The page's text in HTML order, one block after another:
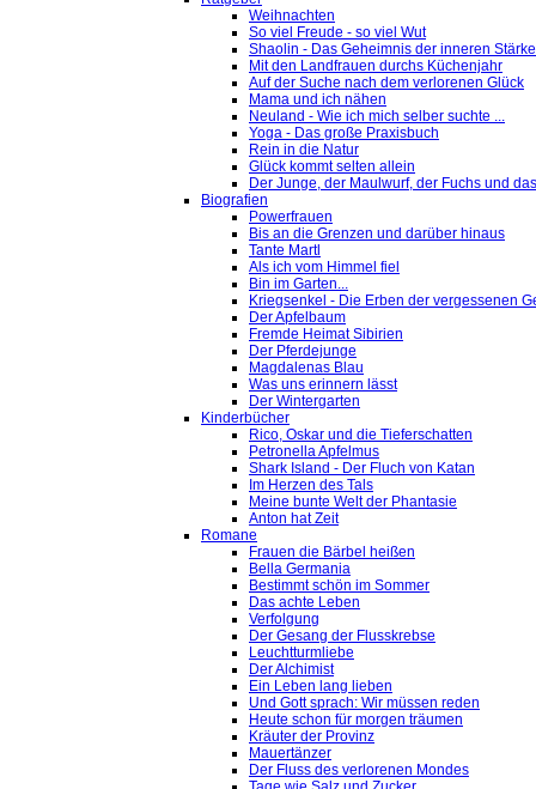
Weihnachten
So viel Freude - so viel Wut
Shaolin - Das Geheimnis der inneren Stärke
Mit den Landfrauen durchs Küchenjahr
Auf der Suche nach dem verlorenen Glück
Mama und ich nähen
Neuland - Wie ich mich selber suchte ...
Yoga - Das große Praxisbuch
Rein in die Natur
Glück kommt selten allein
Der Junge, der Maulwurf, der Fuchs und
Biografien
Powerfrauen
Bis an die Grenzen und darüber hinaus
Tante Martl
Als ich vom Himmel fiel
Bin im Garten...
Kriegsenkel - Die Erben der vergessenen
Der Apfelbaum
Fremde Heimat Sibirien
Der Pferdejunge
Magdalenas Blau
Was uns erinnern lässt
Der Wintergarten
Kinderbücher
Rico, Oskar und die Tieferschatten
Petronella Apfelmus
Shark Island - Der Fluch von Katan
Im Herzen des Tals
Meine bunte Welt der Phantasie
Anton hat Zeit
Romane
Frauen die Bärbel heißen
Bella Germania
Bestimmt schön im Sommer
Das achte Leben
Verfolgung
Der Gesang der Flusskrebse
Leuchtturmliebe
Der Alchimist
Ein Leben lang lieben
Und Gott sprach: Wir müssen reden
Heute schon für morgen träumen
Kräuter der Provinz
Mauertänzer
Der Fluss des verlorenen Mondes